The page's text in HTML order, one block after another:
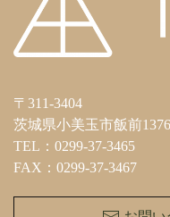
〒311-3404
茨城県小美玉市飯前
TEL：0299-37-3465
FAX：0299-37-3467